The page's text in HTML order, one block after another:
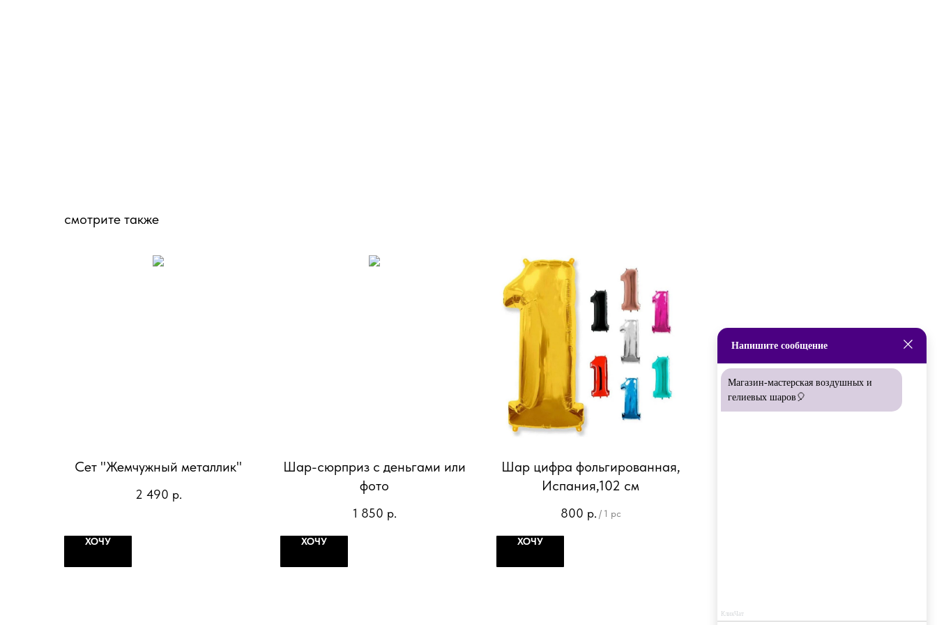
смотрите также
Сет "Жемчужный металлик"
2 490 р.
ХОЧУ
Шар-сюрприз с деньгами или
фото
1 850 р.
ХОЧУ
Шар цифра фольгированная,
Испания,102 см
800 р. / 1 pc
ХОЧУ
Напишите сообщение
Магазин-мастерская воздушных и
гелиевых шаров🎈
КликЧат